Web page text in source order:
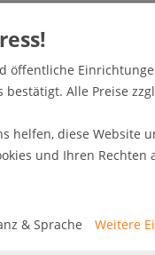
öffentliche
Alle Preise
helfen, diese Website
und Ihren Rechten
& Sprache Weitere